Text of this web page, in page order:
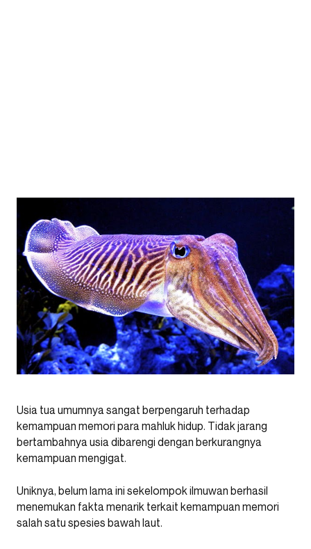
Usia tua umumnya sangat berpengaruh terhadap
kemampuan memori para mahluk hidup. Tidak jarang
bertambahnya usia dibarengi dengan berkurangnya
kemampuan mengigat.
Uniknya, belum lama ini sekelompok ilmuwan berhasil
menemukan fakta menarik terkait kemampuan memori
salah satu spesies bawah laut.